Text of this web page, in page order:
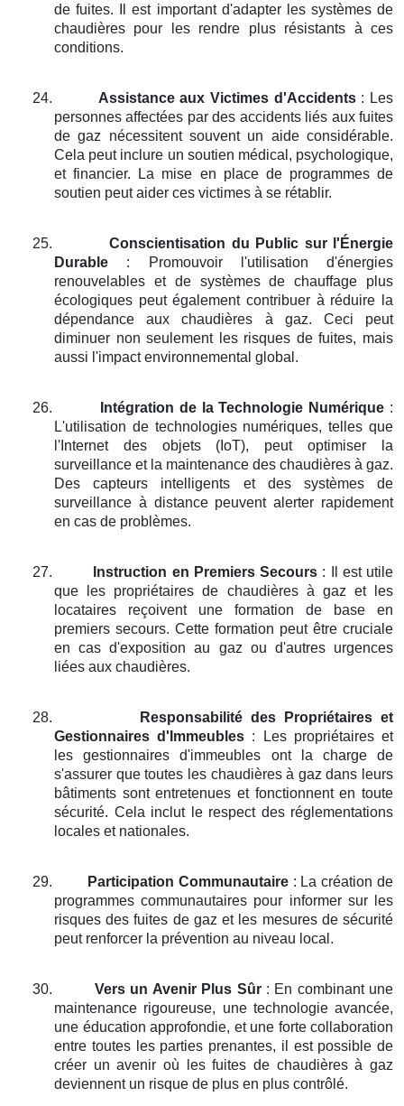
de fuites. Il est important d'adapter les systèmes de
chaudières pour les rendre plus résistants à ces
conditions.
24. Assistance aux Victimes d'Accidents: Les
personnes affectées par des accidents liés aux fuites
de gaz nécessitent souvent un aide considérable.
Cela peut inclure un soutien médical, psychologique,
et financier. La mise en place de programmes de
soutien peut aider ces victimes à se rétablir.
25.
Conscientisation du Public sur l'Énergie
Durable : Promouvoir l'utilisation d'énergies
renouvelables et de systèmes de chauffage plus
écologiques peut également contribuer à réduire la
dépendance aux chaudières à gaz. Ceci peut
diminuer non seulement les risques de fuites, mais
aussi l'impact environnemental global.
26. Intégration de la Technologie Numérique :
L'utilisation de technologies numériques, telles que
l'Internet des objets (IoT), peut optimiser la
surveillance et la maintenance des chaudières à gaz.
Des capteurs intelligents et des systèmes de
surveillance à distance peuvent alerter rapidement
en cas de problèmes.
27. Instruction en Premiers Secours : Il est utile
que les propriétaires de chaudières à gaz et les
locataires reçoivent une formation de base en
premiers secours. Cette formation peut être cruciale
en cas d'exposition au gaz ou d'autres urgences
liées aux chaudières.
28.
Responsabilité des Propriétaires et
Gestionnaires d'Immeubles : Les propriétaires et
les gestionnaires d'immeubles ont la charge de
s'assurer que toutes les chaudières à gaz dans leurs
bâtiments sont entretenues et fonctionnent en toute
sécurité. Cela inclut le respect des réglementations
locales et nationales.
29. Participation Communautaire: La création de
programmes communautaires pour informer sur les
risques des fuites de gaz et les mesures de sécurité
peut renforcer la prévention au niveau local.
30. Vers un Avenir Plus Sûr: En combinant une
maintenance rigoureuse, une technologie avancée,
une éducation approfondie, et une forte collaboration
entre toutes les parties prenantes, il est possible de
créer un avenir où les fuites de chaudières à gaz
deviennent un risque de plus en plus contrôlé.